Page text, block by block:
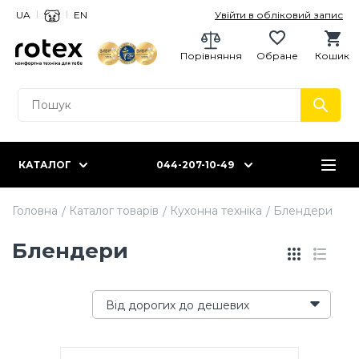
UA EN Увійти в обліковий запис
Кошик
Обране
Порівняння
КАТАЛОГ 044-207-10-49
Головна Каталог товарів Кухонна техніка Блендери
Блендери
Від дорогих до дешевих